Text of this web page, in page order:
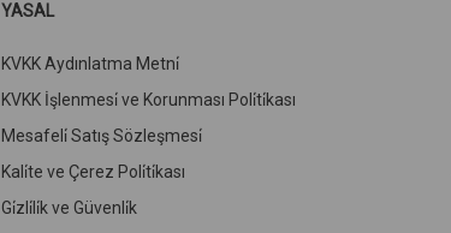
YASAL
KVKK Aydınlatma Metni̇
KVKK İşlenmesi̇ ve Korunması Poli̇ti̇kası
Mesafeli̇ Satış Sözleşmesi̇
Kali̇te ve Çerez Poli̇ti̇kası
Gi̇zli̇li̇k ve Güvenli̇k